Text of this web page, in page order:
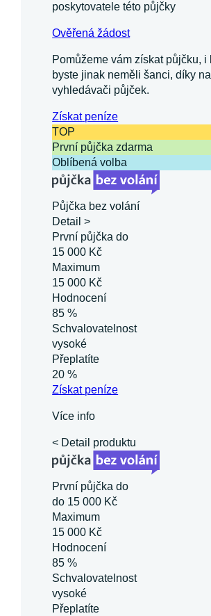
poskytovatele této půjčky
Ověřená žádost
Pomůžeme vám získat půjčku, i
byste jinak neměli šanci, díky
vyhledávači půjček.
Získatpeníze
TOP
První půjčka zdarma
Oblíbená volba
Půjčka bez volání
Detail >
První půjčka do
15 000 Kč
Maximum
15 000 Kč
Hodnocení
85 %
Schvalovatelnost
vysoké
Přeplatíte
20 %
Získatpeníze
Více info
< Detail produktu
První půjčka do
do 15 000 Kč
Maximum
15 000 Kč
Hodnocení
85 %
Schvalovatelnost
vysoké
Přeplatíte